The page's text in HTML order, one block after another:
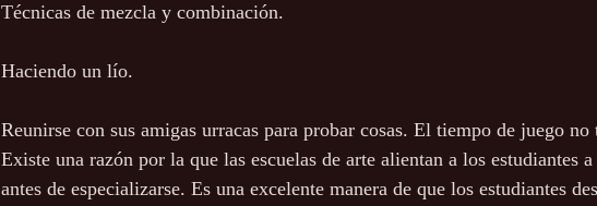
Técnicas de mezcla y combinación.
Haciendo un lío.
Reunirse con sus amigas urracas para probar cosas. El tiempo de juego
Existe una razón por la que las escuelas de arte alientan a los estudiantes
antes de especializarse. Es una excelente manera de que los estudiantes